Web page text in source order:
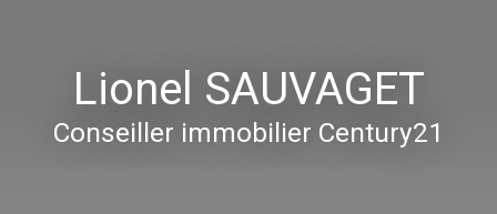
Lionel SAUVAGET
Conseiller immobilier Century21